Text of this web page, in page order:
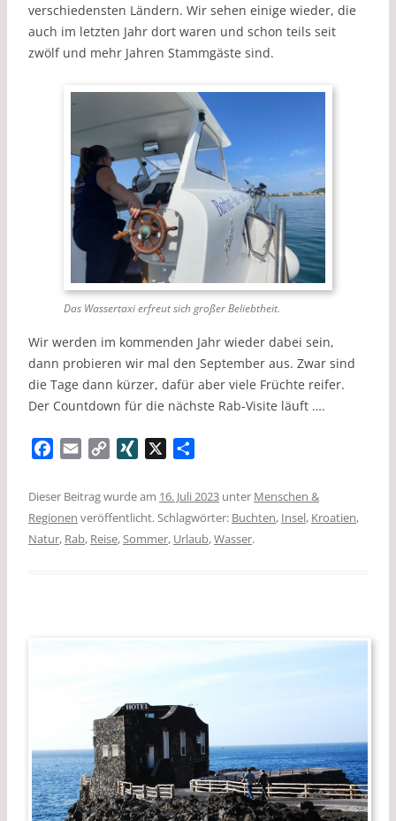
verschiedensten Ländern. Wir sehen einige wieder, die
auch im letzten Jahr dort waren und schon teils seit
zwölf und mehr Jahren Stammgäste sind.
Das Wassertaxi erfreut sich großer Beliebtheit.
Wir werden im kommenden Jahr wieder dabei sein,
dann probieren wir mal den September aus. Zwar sind
die Tage dann kürzer, dafür aber viele Früchte reifer.
Der Countdown für die nächste Rab-Visite läuft ….
c
e
b
a
i
l
p
y
L
N
G
i
l
e
Dieser Beitrag wurde am 16. Juli 2023 unter Menschen &
Regionen veröffentlicht. Schlagwörter: Buchten, Insel, Kroatien,
Natur, Rab, Reise,Sommer, Urlaub,Wasser.